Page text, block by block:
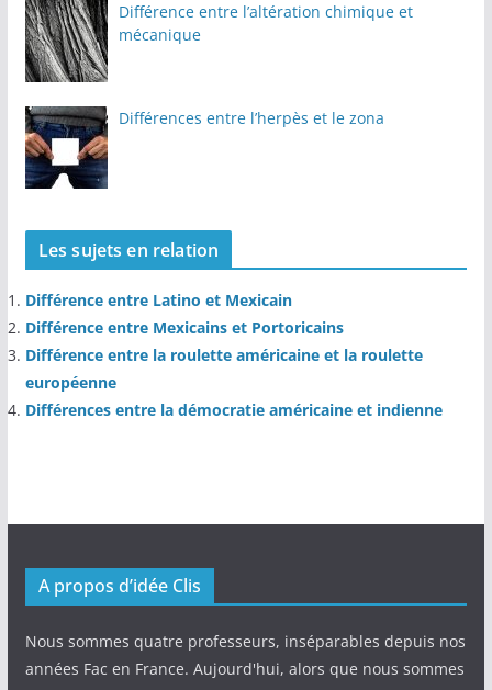
Différence entre l’altération chimique et
mécanique
Différences entre l’herpès et le zona
Les sujets en relation
Différence entre Latino et Mexicain
Différence entre Mexicains et Portoricains
Différence entre la roulette américaine et la roulette
européenne
Différences entre la démocratie américaine et indienne
A propos d’idée Clis
Nous sommes quatre professeurs, inséparables depuis nos
années Fac en France. Aujourd'hui, alors que nous sommes